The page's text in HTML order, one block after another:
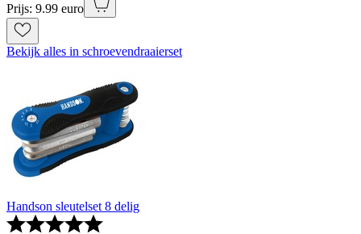
Prijs: 9.99 euro
Bekijk alles in schroevendraaierset
Handson sleutelset 8 delig